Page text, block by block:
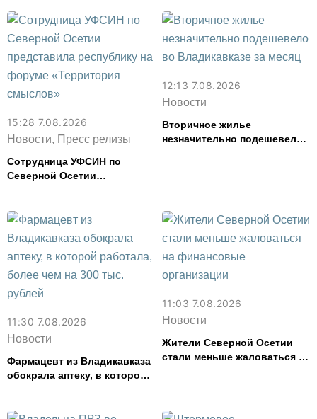
картофель
15:28 7.08.2026
Новости, Пресс релизы
Сотрудница УФСИН по
Северной Осетии
смыслов»
12:13 7.08.2026
Новости
Вторичное жилье
незначительно подешевело
11:30 7.08.2026
Новости
Фармацевт из Владикавказа
обокрала аптеку, в которой
11:03 7.08.2026
Новости
Жители Северной Осетии
стали меньше жаловаться на